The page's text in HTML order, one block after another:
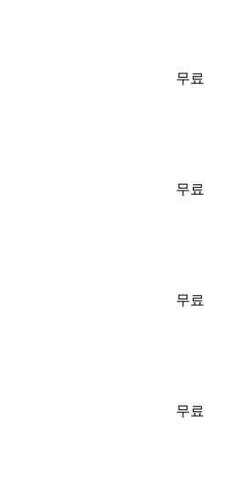
무료
무료
무료
무료